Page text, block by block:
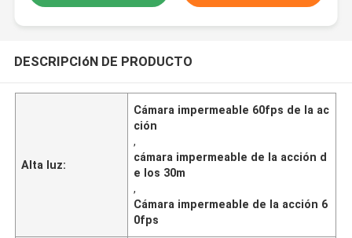
DESCRIPCIóN DE PRODUCTO
Alta luz:
Cámara impermeable 60fps de la ac
ción
,
cámara impermeable de la acción d
e los 30m
,
Cámara impermeable de la acción 6
0fps